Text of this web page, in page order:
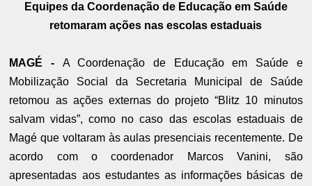
Equipes da Coordenação de Educação em Saúde
retomaram ações nas escolas estaduais
MAGÉ - A Coordenação de Educação em Saúde e
Mobilização Social da Secretaria Municipal de Saúde
retomou as ações externas do projeto “Blitz 10 minutos
salvam vidas”, como no caso das escolas estaduais de
Magé que voltaram às aulas presenciais recentemente. De
acordo com o coordenador Marcos Vanini, são
apresentadas aos estudantes as informações básicas de